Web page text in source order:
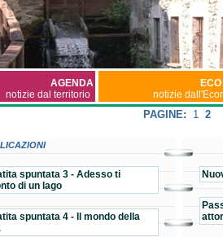
AGENDA
notizie dal territorio
notizie
PAGINE: 1 2
spuntata 3 - Adesso ti
di un lago
spuntata 4 - Il mondo della